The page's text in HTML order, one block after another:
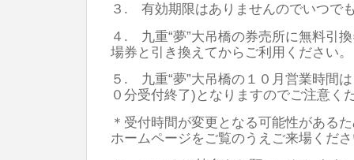
３. 有効期限はありませんのでいつで
４. 九重“夢”大吊橋の券売所に無料引
場券と引き換えてからご利用ください。
５. 九重“夢”大吊橋の１０月営業時間
０分受付終了)となりますのでご注意く
＊受付時間が変更となる可能性がある
ホームページをご覧のうえご来場くだ